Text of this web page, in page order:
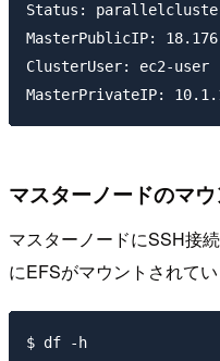
Status: parallelcluster-
MasterPublicIP:
ClusterUser: ec2-user
マスターノードのマ
マスターノードにSSH接
にEFSがマウントされてい
$ df -h